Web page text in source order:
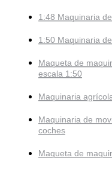
1:48 Maquinaria
1:50 Maquinaria
Maqueta de
escala 1:50
Maquinaria
Maquinaria de
coches
Maqueta de